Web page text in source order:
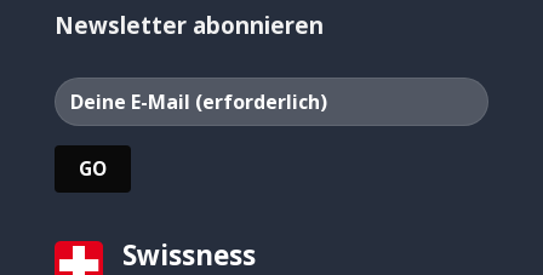
Newsletter abonnieren
Swissness